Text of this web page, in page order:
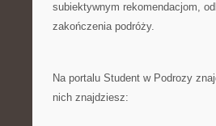
subiektywnym rekomendacjom,
zakończenia podróży.
Na portalu Student w Podrozy
nich znajdziesz: